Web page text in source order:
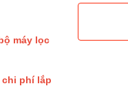
máy lọc
phí lắp